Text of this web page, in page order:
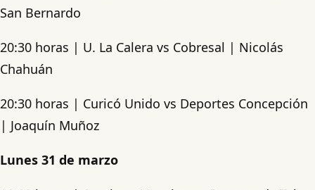
San Bernardo
20:30 horas | U. La Calera vs Cobresal | Nicolás
Chahuán
20:30 horas | Curicó Unido vs Deportes Concepción
| Joaquín Muñoz
Lunes 31 de marzo